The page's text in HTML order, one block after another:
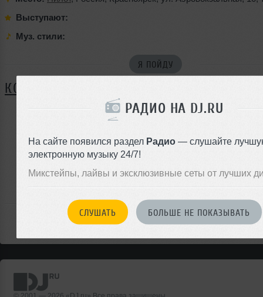
РАДИО НА DJ.RU
На сайте появился раздел Радио — слушайте
электронную музыку 24/7!
Микстейпы, лайвы и эксклюзивные сеты от лучших
СЛУШАТЬ БОЛЬШЕ НЕ ПОКАЗЫВАТЬ
Выступают:
Муз. стили:
Я ПОЙДУ
КОММЕНТАРИИ
ЗАРЕГИСТРИРУЙТЕСЬ
чтобы оставить комментарий